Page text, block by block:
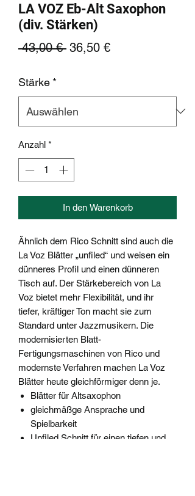
LA VOZ Eb-Alt Saxophon
(div. Stärken)
43,00 € Standardpreis
36,50 €Sale-
Stärke *
Anzahl *
In den Warenkorb
Ähnlich dem Rico Schnitt sind auch die
La Voz Blätter „unfiled“ und weisen ein
dünneres Profil und einen dünneren
Tisch auf. Der Stärkebereich von La
Voz bietet mehr Flexibilität, und ihr
tiefer, kräftiger Ton macht sie zum
Standard unter Jazzmusikern. Die
modernisierten Blatt-
Fertigungsmaschinen von Rico und
modernste Verfahren machen La Voz
Blätter heute gleichförmiger denn je.
Blätter für Altsaxophon
gleichmäßge Ansprache und
Spielbarkeit
Unfiled Schnitt für einen tiefen und